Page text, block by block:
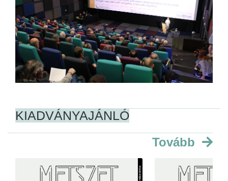
KIADVÁNYAJÁNLÓ
Tovább